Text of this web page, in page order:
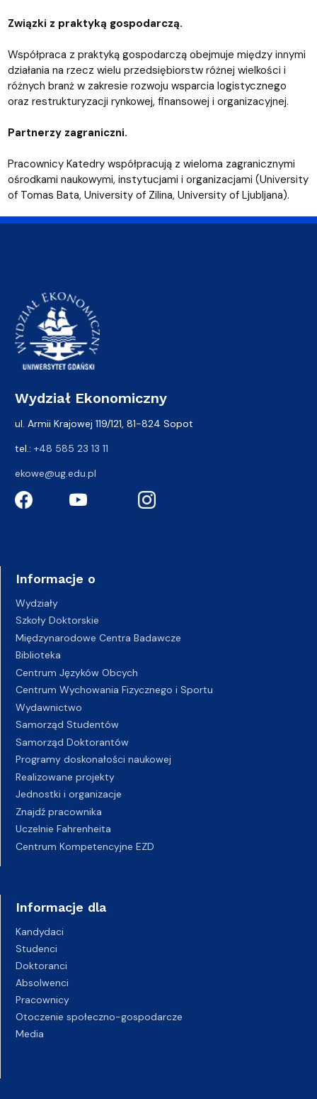
Związki z praktyką gospodarczą.
Współpraca z praktyką gospodarczą obejmuje między innymi
działania na rzecz wielu przedsiębiorstw różnej wielkości i
różnych branż w zakresie rozwoju wsparcia logistycznego
oraz restrukturyzacji rynkowej, finansowej i organizacyjnej.
Partnerzy zagraniczni.
Pracownicy Katedry współpracują z wieloma zagranicznymi
ośrodkami naukowymi, instytucjami i organizacjami (University
of Tomas Bata, University of Zilina, University of Ljubljana).
Wydział Ekonomiczny
ul. Armii Krajowej 119/121, 81-824 Sopot
tel.: +48 585 23 13 11
ekowe@ug.edu.pl
Informacje o
Wydziały
Szkoły Doktorskie
Międzynarodowe Centra Badawcze
Biblioteka
Centrum Języków Obcych
Centrum Wychowania Fizycznego i Sportu
Wydawnictwo
Samorząd Studentów
Samorząd Doktorantów
Programy doskonałości naukowej
Realizowane projekty
Jednostki i organizacje
Znajdź pracownika
Uczelnie Fahrenheita
Centrum Kompetencyjne EZD
Informacje dla
Kandydaci
Studenci
Doktoranci
Absolwenci
Pracownicy
Otoczenie społeczno-gospodarcze
Media